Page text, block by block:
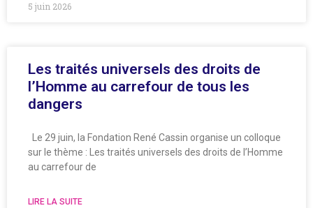
5 juin 2026
Les traités universels des droits de
l’Homme au carrefour de tous les
dangers
Le 29 juin, la Fondation René Cassin organise un colloque
sur le thème : Les traités universels des droits de l’Homme
au carrefour de
LIRE LA SUITE